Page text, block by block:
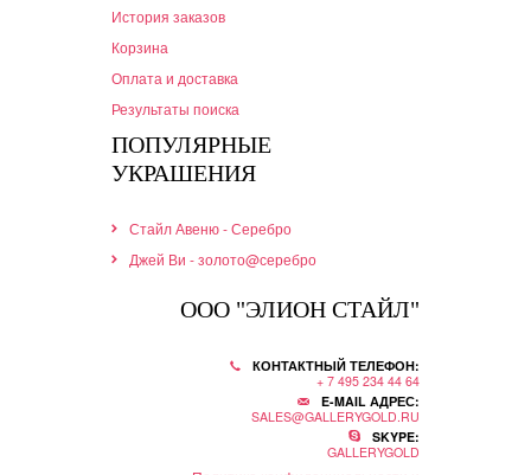
История заказов
Корзина
Оплата и доставка
Результаты поиска
ПОПУЛЯРНЫЕ
УКРАШЕНИЯ
Стайл Авеню - Серебро
Джей Ви - золото@серебро
ООО "ЭЛИОН СТАЙЛ"
КОНТАКТНЫЙ ТЕЛЕФОН:
+ 7 495 234 44 64
E-MAIL АДРЕС:
SALES@GALLERYGOLD.RU
SKYPE:
GALLERYGOLD